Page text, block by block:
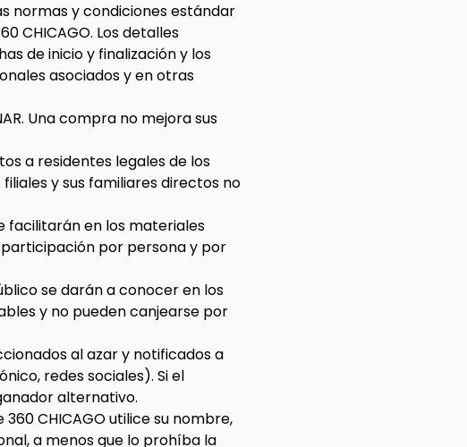
normas y condiciones estándar
CHICAGO. Los detalles
de inicio y finalización y los
asociados y en otras
Una compra no mejora sus
a residentes legales de los
filiales y sus familiares directos no
facilitarán en los materiales
por persona y por
se darán a conocer en los
y no pueden canjearse por
al azar y notificados a
redes sociales). Si el
alternativo.
CHICAGO utilice su nombre,
a menos que lo prohíba la